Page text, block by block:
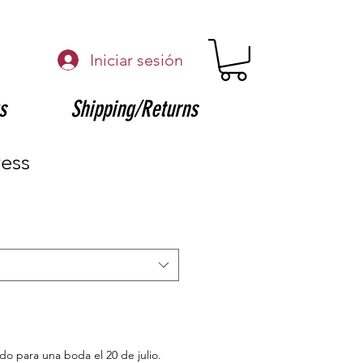
Iniciar sesión
Shipping/Returns
para una boda el 20 de julio.